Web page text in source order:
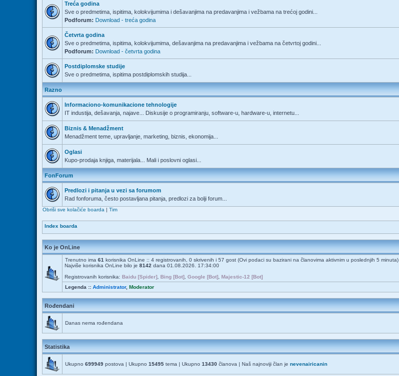
Treća godina
Sve o predmetima, ispitima, kolokvijumima i dešavanjima na predavanjima i vežbama na trećoj godini...
Podforum: Download - treća godina
Četvrta godina
Sve o predmetima, ispitima, kolokvijumima, dešavanjima na predavanjima i vežbama na četvrtoj godini...
Podforum: Download - četvrta godina
Postdiplomske studije
Sve o predmetima, ispitima postdiplomskih studija...
Razno
Informaciono-komunikacione tehnologije
IT industija, dešavanja, najave... Diskusije o programiranju, software-u, hardware-u, internetu...
Biznis & Menadžment
Menadžment teme, upravljanje, marketing, biznis, ekonomija...
Oglasi
Kupo-prodaja knjiga, materijala... Mali i poslovni oglasi...
FonForum
Predlozi i pitanja u vezi sa forumom
Rad fonforuma, često postavljana pitanja, predlozi za bolji forum...
Obriši sve kolačiće boarda | Tim
Index boarda
Ko je OnLine
Trenutno ima 61 korisnika OnLine :: 4 registrovanih, 0 skrivenih i 57 gost (Ovi podaci su bazirani na članovima aktivnim u poslednjih 5 minuta)
Najviše korisnika OnLine bilo je 8142 dana 01.08.2026. 17:34:00
Registrovanih korisnika: Baidu [Spider] Bing [Bot] Google [Bot] Majestic-12 [Bot]
Legenda :: Administrator, Moderator
Rođendani
Danas nema rođendana
Statistika
Ukupno 699949 postova | Ukupno 15495 tema | Ukupno 13430 članova | Naš najnoviji član je nevenairicanin